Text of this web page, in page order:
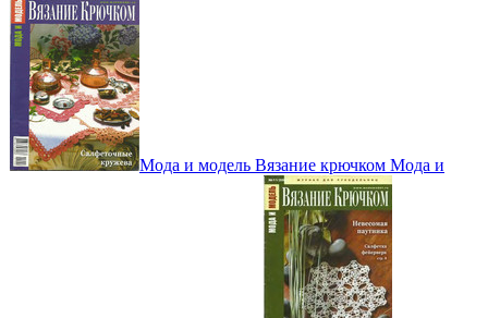
Мода и модель Вязание крючком Мода и